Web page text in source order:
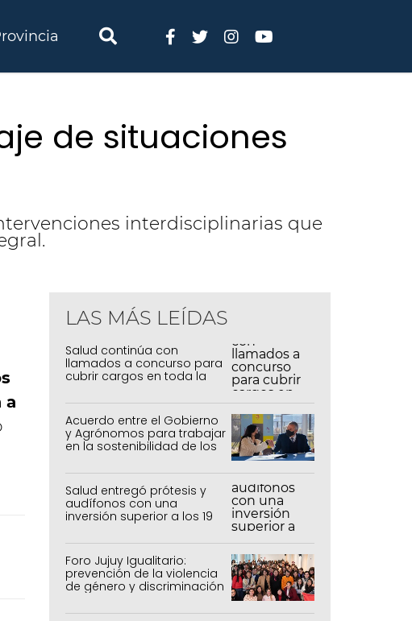
de situaciones
interdisciplinarias que
a
LAS MÁS LEÍDAS
Salud continúa con
llamados a concurso para
cubrir cargos en toda la
Acuerdo entre el Gobierno
y Agrónomos para trabajar
en la sostenibilidad de los
agrícolas, pecuarios y
forestal
Salud entregó prótesis y
audífonos con una
inversión superior a los 19
millones de pesos
Foro Jujuy Igualitario:
prevención de la violencia
de género y discriminación